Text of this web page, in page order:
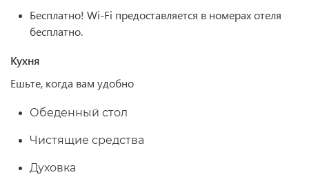
Бесплатно! Wi-Fi предоставляется в номерах отеля
бесплатно.
Кухня
Ешьте, когда вам удобно
Обеденный стол
Чистящие средства
Духовка